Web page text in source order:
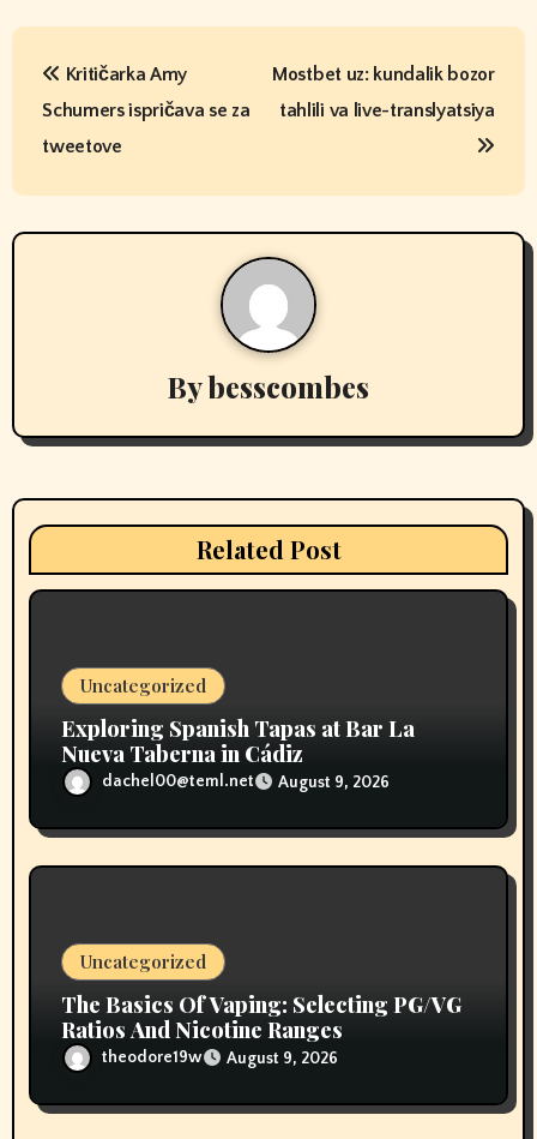
P
t
n
g
a
Kritičarka Amy
Schumers ispričava se za
tweetove
Mostbet uz: kundalik bozor
tahlili va live-translyatsiya
Bybesscombes
Related Post
Uncategorized
Exploring Spanish Tapas at Bar La
Nueva Taberna in Cádiz
dachel00@teml.net August 9, 2026
Uncategorized
The Basics Of Vaping: Selecting PG/VG
Ratios And Nicotine Ranges
theodore19w August 9, 2026